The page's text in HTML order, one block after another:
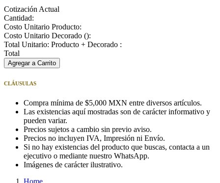
Cotización Actual
Cantidad:
Costo Unitario Producto:
Costo Unitario Decorado ():
Total Unitario: Producto + Decorado :
Total
Agregar a Carrito
CLÁUSULAS
Compra mínima de $5,000 MXN entre diversos artículos.
Las existencias aquí mostradas son de carácter informativo y
pueden variar.
Precios sujetos a cambio sin previo aviso.
Precios no incluyen IVA, Impresión ni Envío.
Si no hay existencias del producto que buscas, contacta a un
ejecutivo o mediante nuestro WhatsApp.
Imágenes de carácter ilustrativo.
Home